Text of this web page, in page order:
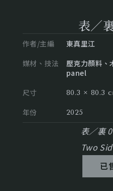
表／
作者/主編
東真里江
媒材、技法
壓克力顏料
panel
尺寸
80.3 × 80.3
年份 2025
表／裏
Two
已